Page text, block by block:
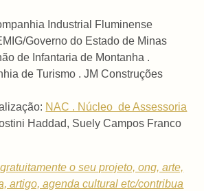
Industrial Fluminense
Governo do Estado de Minas
de Infantaria de Montanha .
de Turismo . JM Construções
NAC . Núcleo de Assessoria
Haddad, Suely Campos Franco
o seu projeto, ong, arte,
artigo, agenda cultural etc/contribua